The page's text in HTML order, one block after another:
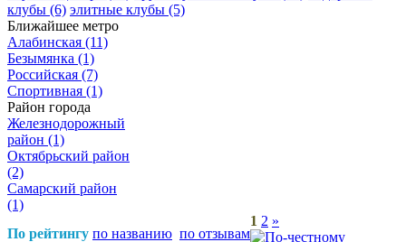
клубы (6) элитные клубы (5)
Ближайшее метро
Алабинская (11)
Безымянка (1)
Российская (7)
Спортивная (1)
Район города
Железнодорожный
район (1)
Октябрьский район
(2)
Самарский район
(1)
По рейтингу по названию по отзывам
1 2 »